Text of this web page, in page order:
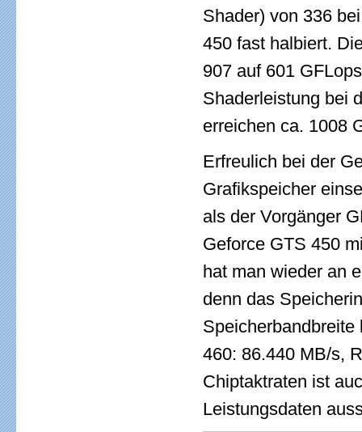
Shader) von 336
450 fast halbiert.
907 auf 601
Shaderleistung bei
erreichen ca. 1008
Erfreulich bei der
Grafikspeicher
als der Vorgänger
Geforce GTS 450
hat man wieder an
denn das
460: 86.440 MB/s,
Chiptaktraten ist
Leistungsdaten